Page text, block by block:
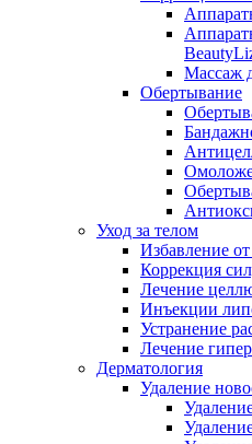
Массаж
Обертывание
Уход за телом
Избавление
Коррекция
Лечение
Инъекции
Устранение
Лечение
Дерматология
Удаление